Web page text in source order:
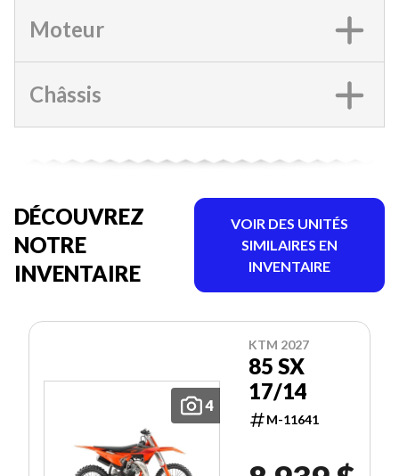
Moteur
Châssis
DÉCOUVREZ
NOTRE
INVENTAIRE
VOIR DES UNITÉS
SIMILAIRES EN
INVENTAIRE
4
KTM 2027
85 SX
17/14
M-11641